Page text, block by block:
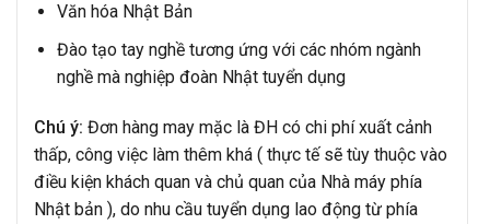
Văn hóa Nhật Bản
Đào tạo tay nghề tương ứng với các nhóm ngành
nghề mà nghiệp đoàn Nhật tuyển dụng
Chú ý: Đơn hàng may mặc là ĐH có chi phí xuất cảnh
thấp, công việc làm thêm khá ( thực tế sẽ tùy thuộc vào
điều kiện khách quan và chủ quan của Nhà máy phía
Nhật bản ), do nhu cầu tuyển dụng lao động từ phía